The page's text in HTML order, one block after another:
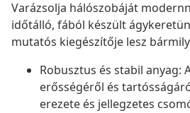
Varázsolja hálószobáját
időtálló, fából készült
mutatós kiegészítője lesz
Robusztus és stabil anyag:
erősségéről és
erezete és jellegzetes